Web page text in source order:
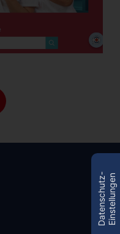
D
a
t
e
n
s
c
h
u
t
z
-
E
i
n
s
t
e
l
l
u
n
g
en